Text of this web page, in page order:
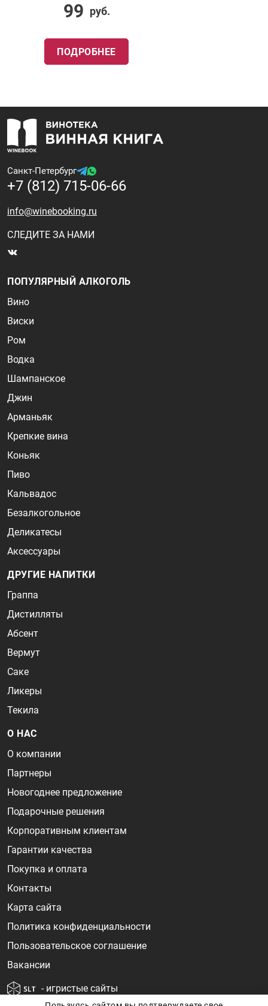
99 руб.
ПОДРОБНЕЕ
Санкт-Петербург
+7 (812) 715-06-66
info@winebooking.ru
СЛЕДИТЕ ЗА НАМИ
ПОПУЛЯРНЫЙ АЛКОГОЛЬ
Вино
Виски
Ром
Водка
Шампанское
Джин
Арманьяк
Крепкие вина
Коньяк
Пиво
Кальвадос
Безалкогольное
Деликатесы
Аксессуары
ДРУГИЕ НАПИТКИ
Граппа
Дистилляты
Абсент
Вермут
Саке
Ликеры
Текила
О НАС
О компании
Партнеры
Новогоднее предложение
Подарочные решения
Корпоративным клиентам
Гарантии качества
Покупка и оплата
Контакты
Карта сайта
Политика конфиденциальности
Пользовательское соглашение
Вакансии
- игристые сайты